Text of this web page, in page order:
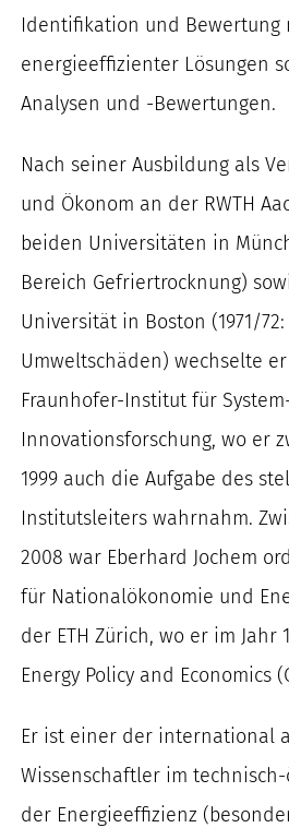
Identifikation und Bewertung
energieeffizienter Lösungen
Analysen und -Bewertungen.
Nach seiner Ausbildung als
und Ökonom an der RWTH
beiden Universitäten in
Bereich Gefriertrocknung)
Universität in Boston (1971/
Umweltschäden) wechselte er
Fraunhofer-Institut für
Innovationsforschung, wo er
1999 auch die Aufgabe des
Institutsleiters wahrnahm.
2008 war Eberhard Jochem
für Nationalökonomie und
der ETH Zürich, wo er im Jahr
Energy Policy and Economics
Er ist einer der international
Wissenschaftler im
der Energieeffizienz